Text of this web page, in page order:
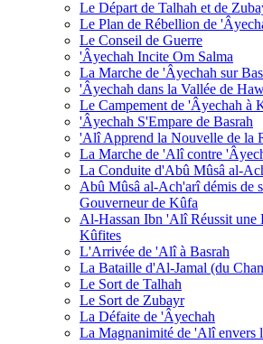
Le Départ de Talhah et de
Le Plan de Rébellion de
Le Conseil de Guerre
'Âyechah Incite Om Salma
La Marche de 'Âyechah sur
'Âyechah dans la Vallée de
Le Campement de 'Âyechah à
'Âyechah S'Empare de Basrah
'Alî Apprend la Nouvelle de la
La Marche de 'Alî contre
La Conduite d'Abû Mûsâ al-
Abû Mûsâ al-Ach'arî démis de
Gouverneur de Kûfa
Al-Hassan Ibn 'Alî Réussit
Kûfites
L'Arrivée de 'Alî à Basrah
La Bataille d'Al-Jamal (du
Le Sort de Talhah
Le Sort de Zubayr
La Défaite de 'Âyechah
La Magnanimité de 'Alî envers